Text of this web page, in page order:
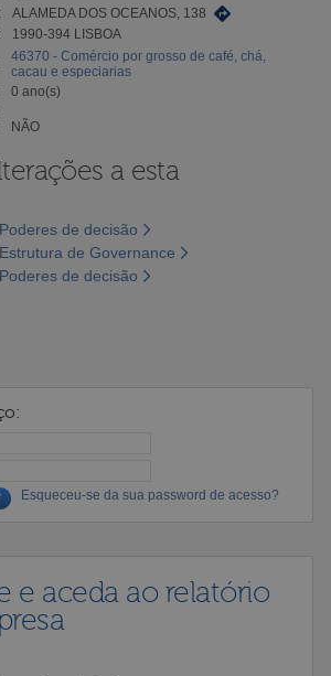
ALAMEDA DOS OCEANOS, 138
1990-394 LISBOA
46370 - Comércio por grosso de café, chá,
cacau e especiarias
0 ano(s)
NÃO
a esta
de decisão
de Governance
de decisão
Esqueceu-se da sua password de acesso?
e aceda ao relatório